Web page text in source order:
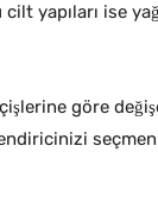
yapıları ise
göre